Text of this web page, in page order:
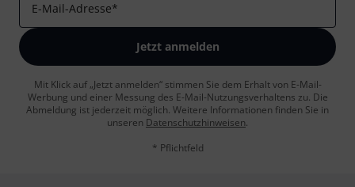
E-Mail-Adresse*
Jetzt anmelden
Mit Klick auf „Jetzt anmelden“ stimmen Sie dem Erhalt von E-Mail-
Werbung und einer Messung des E-Mail-Nutzungsverhaltens zu. Die
Abmeldung ist jederzeit möglich. Weitere Informationen finden Sie in
unseren Datenschutzhinweisen.
* Pflichtfeld